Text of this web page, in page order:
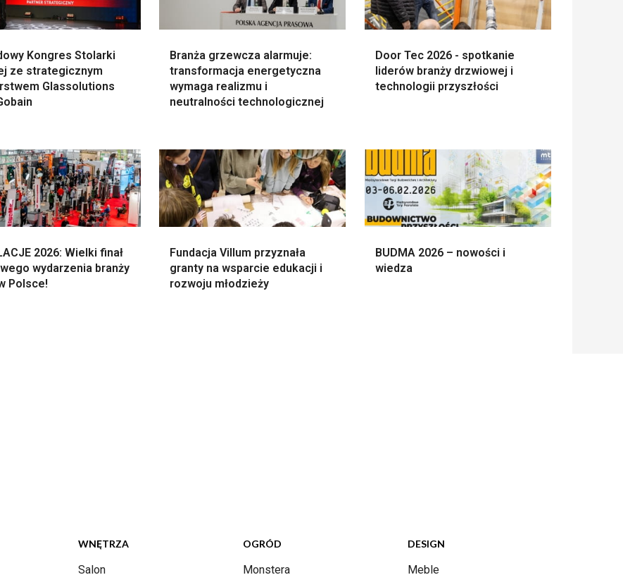
Kongres Stolarki
ze strategicznym
Glassolutions
Branża grzewcza alarmuje:
transformacja energetyczna
wymaga realizmu i
neutralności technologicznej
Door Tec 2026 - spotkanie
liderów branży drzwiowej i
technologii przyszłości
2026: Wielki finał
wydarzenia branży
Polsce!
Fundacja Villum przyznała
granty na wsparcie edukacji i
rozwoju młodzieży
BUDMA 2026 – nowości i
wiedza
WNĘTRZA
Salon
OGRÓD
Monstera
DESIGN
Meble